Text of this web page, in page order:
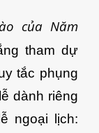
của Năm
tham dự
tắc phụng
dành riêng
ngoại lịch: